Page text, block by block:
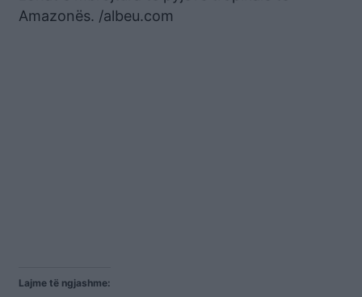
Amazonës. /albeu.com
Lajme të ngjashme: